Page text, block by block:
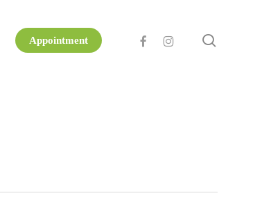
Appointment facebookinstagram